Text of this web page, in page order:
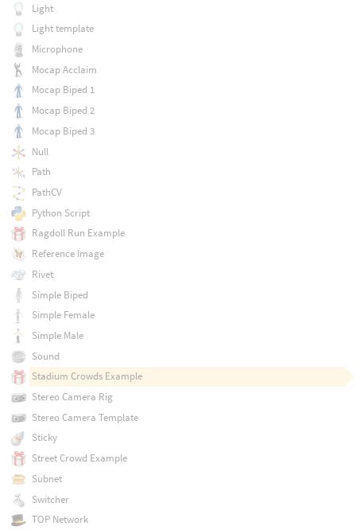
Light
Light template
Microphone
Mocap Acclaim
Mocap Biped 1
Mocap Biped 2
Mocap Biped 3
Null
Path
PathCV
Python Script
Ragdoll Run Example
Reference Image
Rivet
Simple Biped
Simple Female
Simple Male
Sound
Stadium Crowds Example
Stereo Camera Rig
Stereo Camera Template
Sticky
Street Crowd Example
Subnet
Switcher
TOP Network